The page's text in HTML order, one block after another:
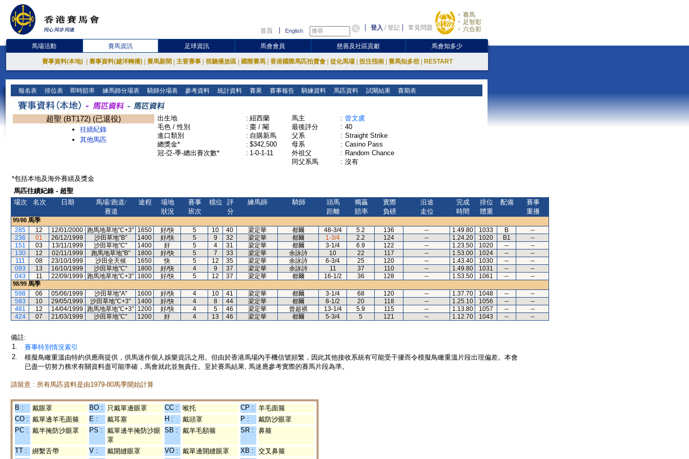
首頁 English 登入 /登記 常見問題
賽馬
足智彩
六合彩
馬場活動 賽馬資訊 足球資訊 馬會會員 慈善及社區貢獻 馬會知多少
賽事資料(本地) 賽事資料(越洋轉播) 賽馬新聞 主要賽事 視聽播放區 國際賽馬 香港國際馬匹拍賣會 從化馬場 投注指南 賽馬知多些 RESTART
報名表 排位表 即時賠率 練馬師分場表 騎師分場表 參考資料 統計資料 賽果 賽事報告 騎練資料 馬匹資料 試閘結果 賽期表
超聖 (BT172) (已退役)
往績紀錄
其他馬匹
出生地 : 紐西蘭
毛色 / 性別
: 棗 / 閹
進口類別
: 自購新馬
總獎金*
: $342,500
冠-亞-季-總出賽次數*
: 1-0-1-11
馬主 : 曾文虞
最後評分
: 40
父系
: Straight Strike
母系
: Casino Pass
外祖父
: Random Chance
同父系馬
: 沒有
*包括本地及海外賽績及獎金
馬匹往績紀錄 - 超聖
場次
名次 日期
馬場/跑道/
賽道
途程
場地
狀況
賽事
班次
檔位
評
分
練馬師 騎師
頭馬
距離
獨贏
賠率
實際
負磅
沿途
走位
完成
時間
排位
體重
配備
賽事
重播
99/00 馬季
285
12 12/01/2000 跑馬地草地"C+3" 1650 好/快 5 10 40 梁定華 都爾 48-3/4 5.2 136 -- 1.49.80 1033 B
--
236
01 26/12/1999 沙田草地"B" 1400 好/快 5 9 32 梁定華 都爾 1-3/4 2.2 124 -- 1.24.20 1020 B1
--
151
03 13/11/1999 沙田草地"C" 1400 好 5 4 31 梁定華 都爾 3-1/4 6.9 122 -- 1.23.50 1020 --
--
130
12 02/11/1999 跑馬地草地"B" 1800 好/快 5 7 33 梁定華 余詠詩 10 22 117 -- 1.53.00 1024 --
--
111
08 23/10/1999 沙田全天候 1650 快 5 12 35 梁定華 余詠詩 6-3/4 25 120 -- 1.43.40 1030 --
--
093
13 16/10/1999 沙田草地"C" 1800 好/快 4 9 37 梁定華 余詠詩 11 37 110 -- 1.49.80 1031 --
--
043
11 22/09/1999 跑馬地草地"C+3" 1800 好/快 5 12 37 梁定華 都爾 16-1/2 36 128 -- 1.53.50 1061 --
--
98/99 馬季
598
06 05/06/1999 沙田草地"A" 1600 好/快 4 10 41 梁定華 都爾 3-1/4 68 120 -- 1.37.70 1048 --
--
583
10 29/05/1999 沙田草地"C+3" 1400 好/快 4 8 44 梁定華 都爾 8-1/2 20 118 -- 1.25.10 1056 --
--
481
12 14/04/1999 跑馬地草地"C+3" 1200 好/快 4 5 46 梁定華 曾超祺 13-1/4 5.9 115 -- 1.13.80 1057 --
--
424
07 21/03/1999 沙田草地"C" 1200 好 4 13 46 梁定華 都爾 5-3/4 5 121 -- 1.12.70 1043 -- --
備註:
1.
賽事特別情況索引
2.
模擬鳥瞰重溫由特約供應商提供，供馬迷作個人娛樂資訊之用。但由於香港馬場內手機信號頻繁，因此其他接收系統有可能受干擾而令模擬鳥瞰重溫片段出現偏差。本會
已盡一切努力務求有關資料盡可能準確，馬會就此並無責任。至於賽馬結果, 馬迷應參考實際的賽馬片段為準。
請留意 : 所有馬匹資料是由1979-80馬季開始計算
B : 戴眼罩 BO : 只戴單邊眼罩 CC : 喉托 CP :
羊毛面箍
CO : 戴單邊羊毛面箍 E : 戴耳塞 H : 戴頭罩 P :
戴防沙眼罩
PC : 戴半掩防沙眼罩 PS :
戴單邊半掩防沙眼
罩
SB : 戴羊毛額箍 SR : 鼻箍
TT : 綁繫舌帶 V : 戴開縫眼罩 VO : 戴單邊開縫眼罩 XB :
交叉鼻箍